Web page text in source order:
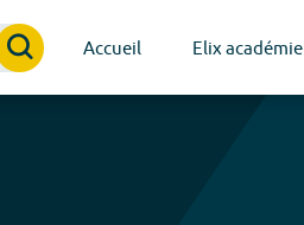
Accueil Elix académie